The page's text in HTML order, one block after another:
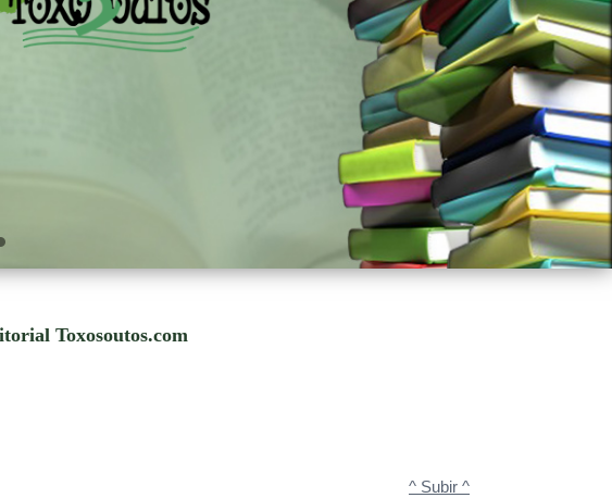
Toxosoutos.com
^ Subir ^